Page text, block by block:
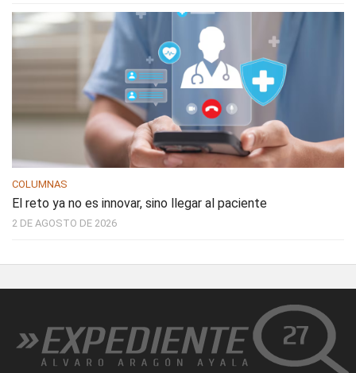
COLUMNAS
El reto ya no es innovar, sino llegar al paciente
2 DE AGOSTO DE 2026